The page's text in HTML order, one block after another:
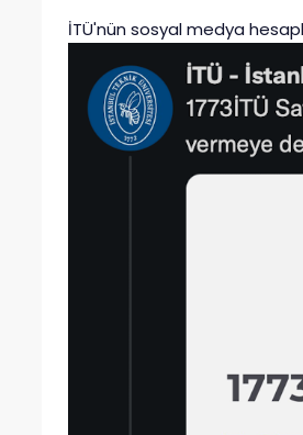
İTÜ'nün sosyal medya